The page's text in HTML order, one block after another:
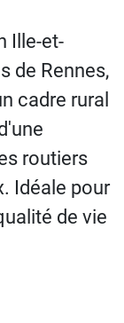
Ille-et-
de Rennes,
cadre rural
routiers
Idéale pour
de vie